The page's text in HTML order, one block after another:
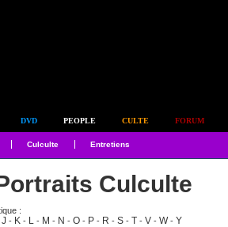
DVD PEOPLE CULTE FORUM
Culculte Entretiens
Culculte
:
J - K - L - M - N - O - P - R - S - T - V - W- Y